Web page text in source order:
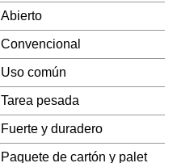
Abierto
Convencional
Uso común
Tarea pesada
Fuerte y duradero
Paquete de cartón y palet